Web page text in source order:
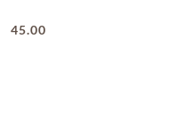
Cena:
45.00